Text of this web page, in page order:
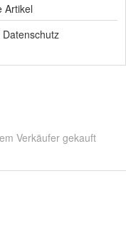
Artikel
Datenschutz
Verkäufer gekauft